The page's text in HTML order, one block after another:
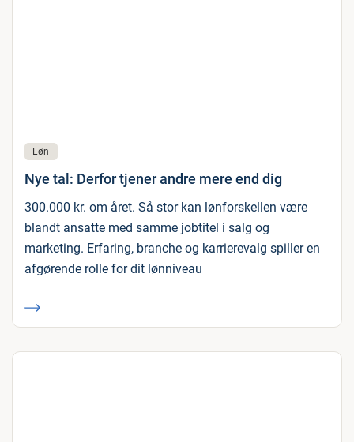
Løn
Nye tal: Derfor tjener andre mere end dig
300.000 kr. om året. Så stor kan lønforskellen være
blandt ansatte med samme jobtitel i salg og
marketing. Erfaring, branche og karrierevalg spiller en
afgørende rolle for dit lønniveau